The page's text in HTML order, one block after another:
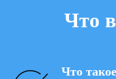
Что
Что